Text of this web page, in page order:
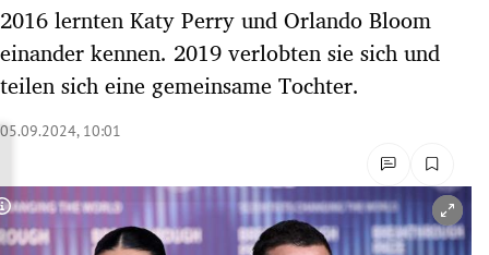
Untermenü
Untermenü
Untermenü
2016 lernten Katy Perry und Orlando Bloom
einander kennen. 2019 verlobten sie sich und
teilen sich eine gemeinsame Tochter.
05.09.2024, 10:01
Copyright-Hinweis öffnen/schließen